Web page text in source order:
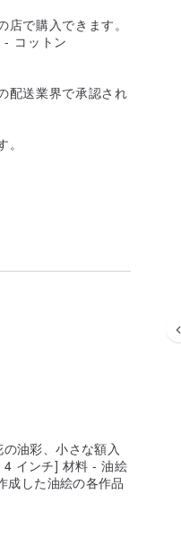
で購入できます。
配送業界で承認され
油彩、小さな額入
インチ] 材料 - 油絵
成した油絵の各作品